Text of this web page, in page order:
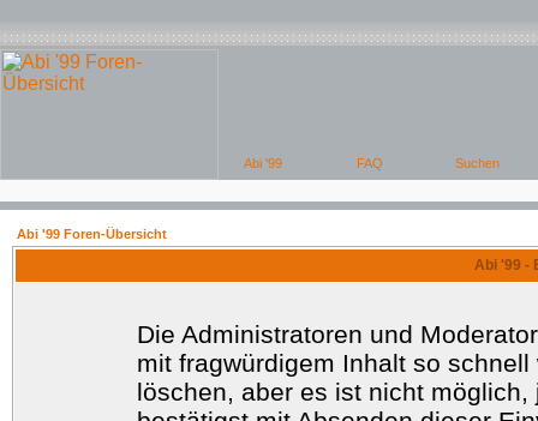
Abi '99 Foren-Übersicht
Abi '99 -
Die Administratoren und
mit fragwürdigem Inhalt so
löschen, aber es ist nicht